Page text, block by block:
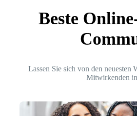
Beste
Lassen Sie sich von den neuesten
Mitwirkenden